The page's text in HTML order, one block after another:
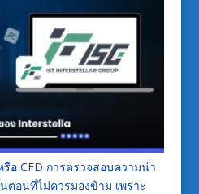
อ CFD การตรวจสอบความน่า
ตอนที่ไม่ควรมองข้าม เพราะ